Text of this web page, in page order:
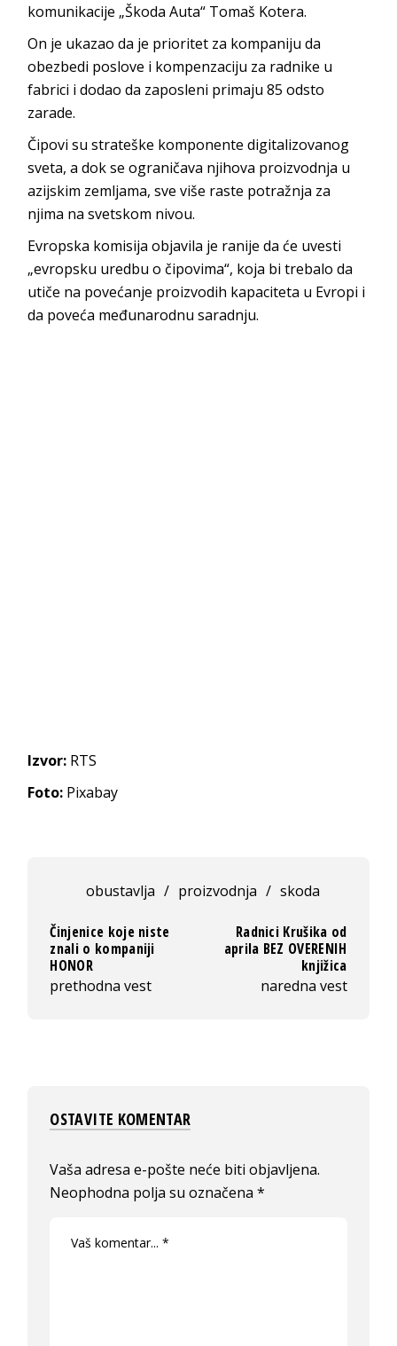
komunikacije „Škoda Auta“ Tomaš Kotera.
On je ukazao da je prioritet za kompaniju da
obezbedi poslove i kompenzaciju za radnike u
fabrici i dodao da zaposleni primaju 85 odsto
zarade.
Čipovi su strateške komponente digitalizovanog
sveta, a dok se ograničava njihova proizvodnja u
azijskim zemljama, sve više raste potražnja za
njima na svetskom nivou.
Evropska komisija objavila je ranije da će uvesti
„evropsku uredbu o čipovima“, koja bi trebalo da
utiče na povećanje proizvodih kapaciteta u Evropi i
da poveća međunarodnu saradnju.
Izvor: RTS
Foto: Pixabay
obustavlja / proizvodnja / skoda
Činjenice koje niste
znali o kompaniji
HONOR
prethodna vest
Radnici Krušika od
aprila BEZ OVERENIH
knjižica
naredna vest
OSTAVITE KOMENTAR
Vaša adresa e-pošte neće biti objavljena.
Neophodna polja su označena*